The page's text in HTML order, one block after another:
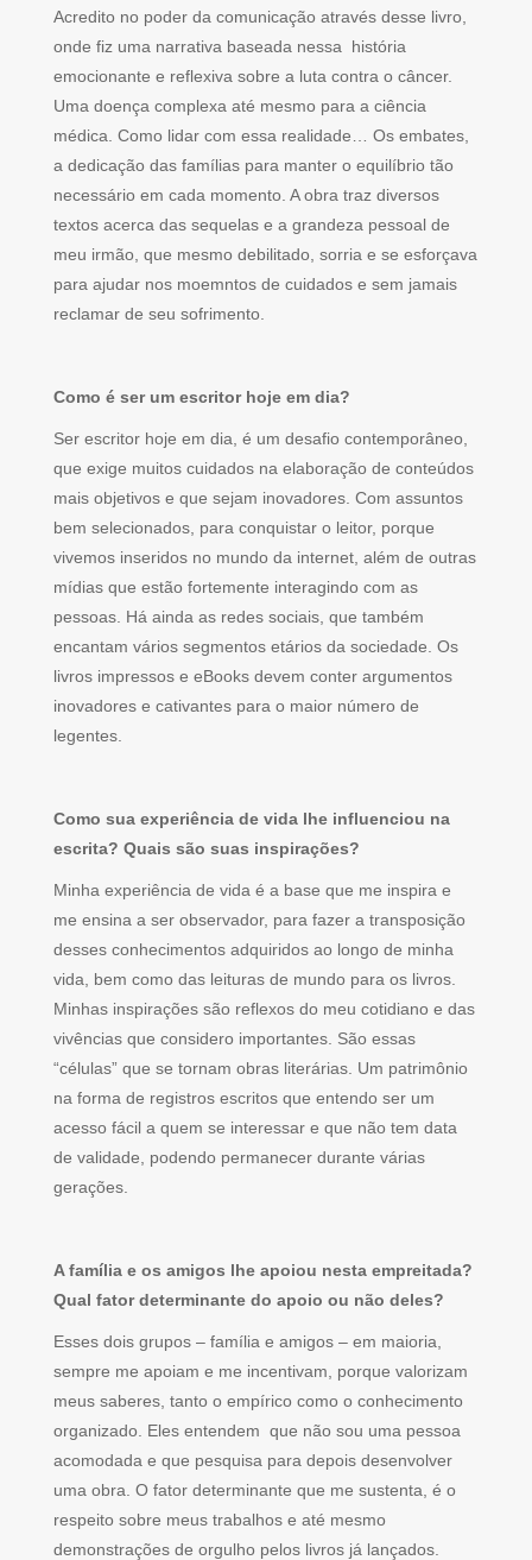
Acredito no poder da comunicação através desse livro,
onde fiz uma narrativa baseada nessa história
emocionante e reflexiva sobre a luta contra o câncer.
Uma doença complexa até mesmo para a ciência
médica. Como lidar com essa realidade… Os embates,
a dedicação das famílias para manter o equilíbrio tão
necessário em cada momento. A obra traz diversos
textos acerca das sequelas e a grandeza pessoal de
meu irmão, que mesmo debilitado, sorria e se esforçava
para ajudar nos moemntos de cuidados e sem jamais
reclamar de seu sofrimento.
Como é ser um escritor hoje em dia?
Ser escritor hoje em dia, é um desafio contemporâneo,
que exige muitos cuidados na elaboração de conteúdos
mais objetivos e que sejam inovadores. Com assuntos
bem selecionados, para conquistar o leitor, porque
vivemos inseridos no mundo da internet, além de outras
mídias que estão fortemente interagindo com as
pessoas. Há ainda as redes sociais, que também
encantam vários segmentos etários da sociedade. Os
livros impressos e eBooks devem conter argumentos
inovadores e cativantes para o maior número de
legentes.
Como sua experiência de vida lhe influenciou na
escrita? Quais são suas inspirações?
Minha experiência de vida é a base que me inspira e
me ensina a ser observador, para fazer a transposição
desses conhecimentos adquiridos ao longo de minha
vida, bem como das leituras de mundo para os livros.
Minhas inspirações são reflexos do meu cotidiano e das
vivências que considero importantes. São essas
“células” que se tornam obras literárias. Um patrimônio
na forma de registros escritos que entendo ser um
acesso fácil a quem se interessar e que não tem data
de validade, podendo permanecer durante várias
gerações.
A família e os amigos lhe apoiou nesta empreitada?
Qual fator determinante do apoio ou não deles?
Esses dois grupos – família e amigos – em maioria,
sempre me apoiam e me incentivam, porque valorizam
meus saberes, tanto o empírico como o conhecimento
organizado. Eles entendem que não sou uma pessoa
acomodada e que pesquisa para depois desenvolver
uma obra. O fator determinante que me sustenta, é o
respeito sobre meus trabalhos e até mesmo
demonstrações de orgulho pelos livros já lançados.